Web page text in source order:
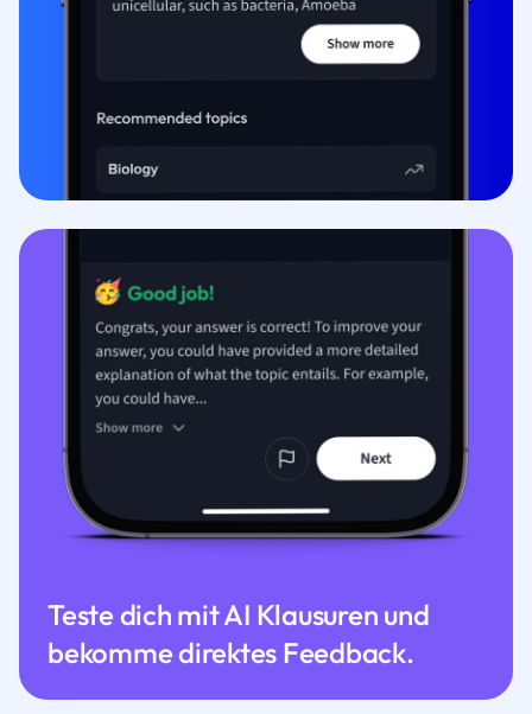
Teste dich mit AI Klausuren und
bekomme direktes Feedback.